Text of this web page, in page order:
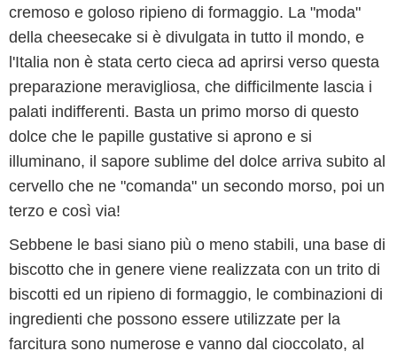
cremoso e goloso ripieno di formaggio. La "moda"
della cheesecake si è divulgata in tutto il mondo, e
l'Italia non è stata certo cieca ad aprirsi verso questa
preparazione meravigliosa, che difficilmente lascia i
palati indifferenti. Basta un primo morso di questo
dolce che le papille gustative si aprono e si
illuminano, il sapore sublime del dolce arriva subito al
cervello che ne "comanda" un secondo morso, poi un
terzo e così via!
Sebbene le basi siano più o meno stabili, una base di
biscotto che in genere viene realizzata con un trito di
biscotti ed un ripieno di formaggio, le combinazioni di
ingredienti che possono essere utilizzate per la
farcitura sono numerose e vanno dal cioccolato, al